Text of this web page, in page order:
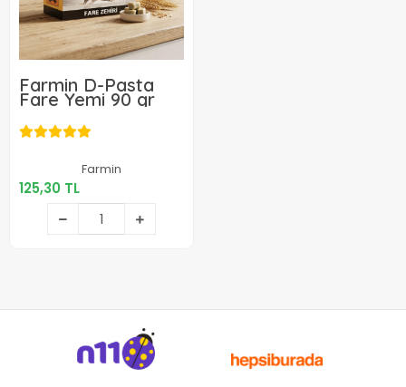
Farmin D-Pasta
Fare Yemi 90 gr
Farmin
125,30 TL
125,30 TL
Sepete Ekle